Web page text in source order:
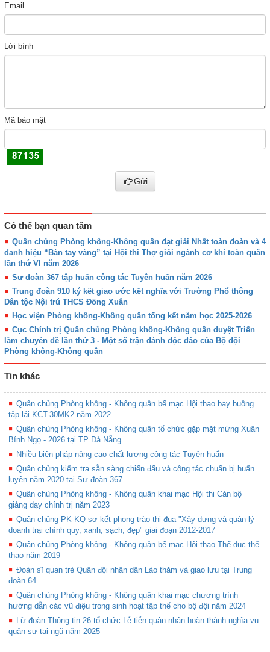
Email
Lời bình
Mã bảo mật
Gửi
Có thể bạn quan tâm
Quân chủng Phòng không-Không quân đạt giải Nhất toàn đoàn và 4
danh hiệu “Bàn tay vàng” tại Hội thi Thợ giỏi ngành cơ khí toàn quân
lần thứ VI năm 2026
Sư đoàn 367 tập huấn công tác Tuyên huấn năm 2026
Trung đoàn 910 ký kết giao ước kết nghĩa với Trường Phổ thông
Dân tộc Nội trú THCS Đồng Xuân
Học viện Phòng không-Không quân tổng kết năm học 2025-2026
Cục Chính trị Quân chủng Phòng không-Không quân duyệt Triển
lãm chuyên đề lần thứ 3 - Một số trận đánh độc đáo của Bộ đội
Phòng không-Không quân
Tin khác
Quân chủng Phòng không - Không quân bế mạc Hội thao bay buồng
tập lái KCT-30MK2 năm 2022
Quân chủng Phòng không - Không quân tổ chức gặp mặt mừng Xuân
Bính Ngọ - 2026 tại TP Đà Nẵng
Nhiều biện pháp nâng cao chất lượng công tác Tuyên huấn
Quân chủng kiểm tra sẵn sàng chiến đấu và công tác chuẩn bị huấn
luyện năm 2020 tại Sư đoàn 367
Quân chủng Phòng không - Không quân khai mạc Hội thi Cán bộ
giảng dạy chính trị năm 2023
Quân chủng PK-KQ sơ kết phong trào thi đua "Xây dựng và quản lý
doanh trại chính quy, xanh, sạch, đẹp" giai đoạn 2012-2017
Quân chủng Phòng không - Không quân bế mạc Hội thao Thể dục thể
thao năm 2019
Đoàn sĩ quan trẻ Quân đội nhân dân Lào thăm và giao lưu tại Trung
đoàn 64
Quân chủng Phòng không - Không quân khai mạc chương trình
hướng dẫn các vũ điệu trong sinh hoạt tập thể cho bộ đội năm 2024
Lữ đoàn Thông tin 26 tổ chức Lễ tiễn quân nhân hoàn thành nghĩa vụ
quân sự tại ngũ năm 2025